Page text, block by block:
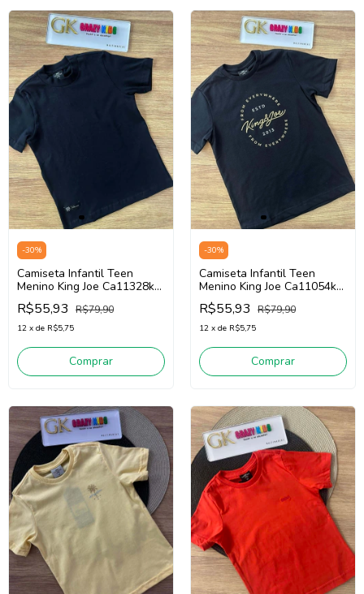
-30%
Camiseta Infantil Teen
Menino King Joe Ca11328k
(Preto)
R$55,93 R$79,90
12 x de R$5,75
Comprar
-30%
Camiseta Infantil Teen
Menino King Joe Ca11054k
(Preto)
R$55,93 R$79,90
12 x de R$5,75
Comprar